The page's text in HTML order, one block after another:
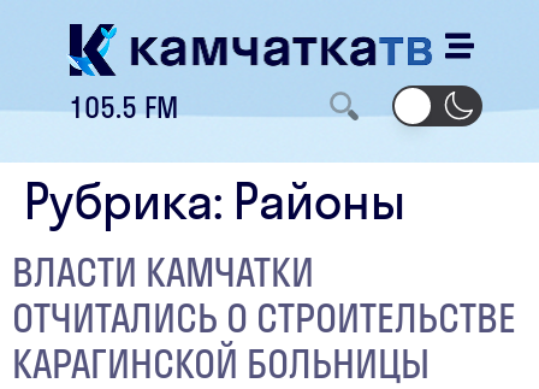
105.5 FM
Рубрика: Районы
ВЛАСТИ КАМЧАТКИ
ОТЧИТАЛИСЬ О СТРОИТЕЛЬСТВЕ
КАРАГИНСКОЙ БОЛЬНИЦЫ